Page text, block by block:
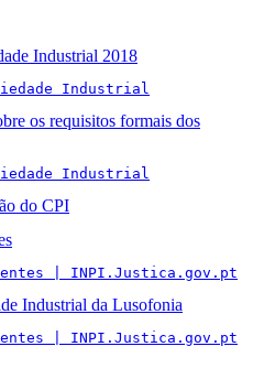
Industrial 2018
Industrial
os requisitos formais dos
Industrial
do CPI
| INPI.Justica.gov.pt
Industrial da Lusofonia
| INPI.Justica.gov.pt